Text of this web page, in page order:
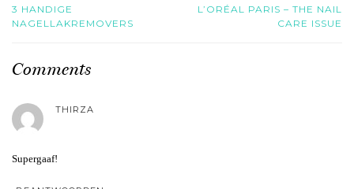
3 HANDIGE
NAGELLAKREMOVERS
L’ORÉAL PARIS – THE NAIL
CARE ISSUE
Comments
THIRZA
Supergaaf!